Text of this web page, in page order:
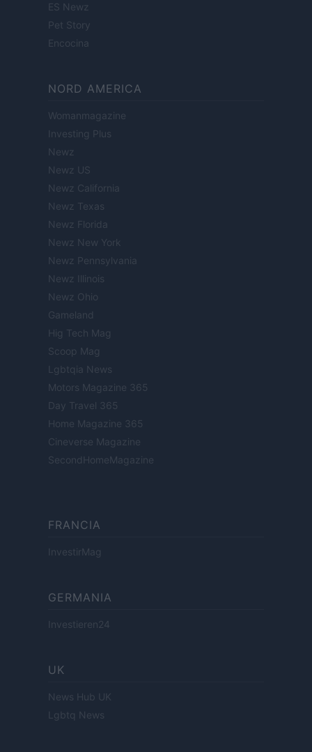
ES Newz
Pet Story
Encocina
NORD AMERICA
Womanmagazine
Investing Plus
Newz
Newz US
Newz California
Newz Texas
Newz Florida
Newz New York
Newz Pennsylvania
Newz Illinois
Newz Ohio
Gameland
Hig Tech Mag
Scoop Mag
Lgbtqia News
Motors Magazine 365
Day Travel 365
Home Magazine 365
Cineverse Magazine
SecondHomeMagazine
FRANCIA
InvestirMag
GERMANIA
Investieren24
UK
News Hub UK
Lgbtq News